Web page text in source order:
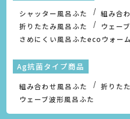
シャッター風呂ふた
組み合
折りたたみ風呂ふた
ウェー
さめにくい風呂ふたecoウォー
Ag抗菌タイプ商品
組み合わせ風呂ふた
折りた
ウェーブ波形風呂ふた